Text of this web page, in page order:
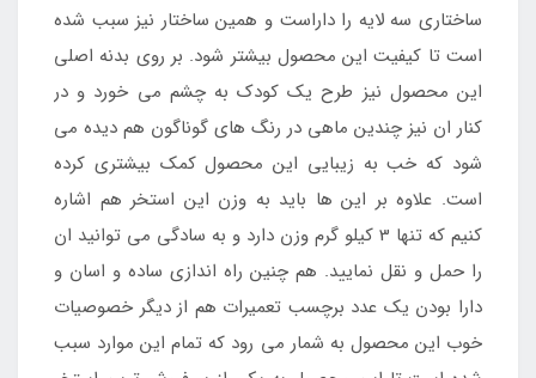
ساختاری سه لایه را داراست و همین ساختار نیز سبب شده
است تا کیفیت این محصول بیشتر شود. بر روی بدنه اصلی
این محصول نیز طرح یک کودک به چشم می خورد و در
کنار ان نیز چندین ماهی در رنگ های گوناگون هم دیده می
شود که خب به زیبایی این محصول کمک بیشتری کرده
است. علاوه بر این ها باید به وزن این استخر هم اشاره
کنیم که تنها 3 کیلو گرم وزن دارد و به سادگی می توانید ان
را حمل و نقل نمایید. هم چنین راه اندازی ساده و اسان و
دارا بودن یک عدد برچسب تعمیرات هم از دیگر خصوصیات
خوب این محصول به شمار می رود که تمام این موارد سبب